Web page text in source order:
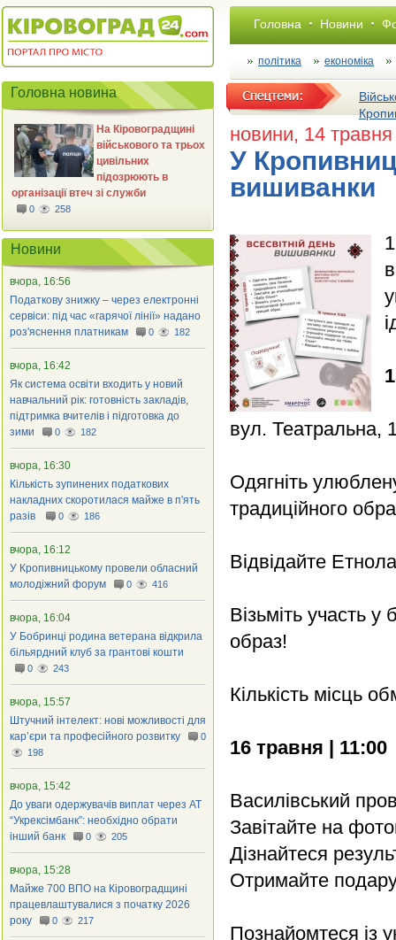
Головна Новини
політика економіка
новини, 14
У
вишиванки
вул. Театральна,
Одягніть
традиційного
Відвідайте
Візьміть участь
образ!
Кількість місць
16 травня | 11:00
Василівський
Завітайте на
Дізнайтеся
Отримайте
Познайомтеся із
Головна новина
На Кіровоградщині
військового та трьох
цивільних
підозрюють в
організації втеч зі служби
0 258
Новини
вчора, 16:56
Податкову знижку – через електронні
сервіси: під час «гарячої лінії» надано
роз'яснення платникам
0 182
вчора, 16:42
Як система освіти входить у новий
навчальний рік: готовність закладів,
підтримка вчителів і підготовка до
зими
0 182
вчора, 16:30
Кількість зупинених податкових
накладних скоротилася майже в п'ять
разів
0 186
вчора, 16:12
У Кропивницькому провели обласний
молодіжний форум
0 416
вчора, 16:04
У Бобринці родина ветерана відкрила
більярдний клуб за грантові кошти
0 243
вчора, 15:57
Штучний інтелект: нові можливості для
кар’єри та професійного розвитку
0
198
вчора, 15:42
До уваги одержувачів виплат через АТ
“Укрексімбанк”: необхідно обрати
інший банк
0 205
вчора, 15:28
Майже 700 ВПО на Кіровоградщині
працевлаштувалися з початку 2026
року
0 217